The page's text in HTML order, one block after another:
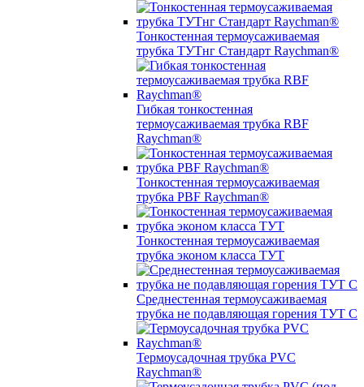
Тонкостенная термоусаживаемая
трубка ТУТнг Стандарт Raychman®
Гибкая тонкостенная
термоусаживаемая трубка RBF
Raychman®
Тонкостенная термоусаживаемая
трубка PBF Raychman®
Тонкостенная термоусаживаемая
трубка эконом класса ТУТ
Среднестенная термоусаживаемая
трубка не подавляющая горения ТУТ С
Термоусадочная трубка PVC
Raychman®